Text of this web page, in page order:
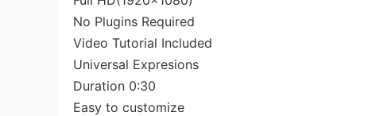
No Plugins Required
Video Tutorial Included
Universal Expresions
Duration 0:30
Easy to customize